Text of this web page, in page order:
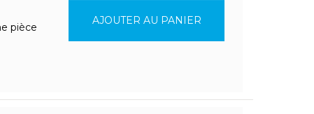
pièce
AJOUTER AU PANIER